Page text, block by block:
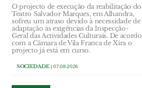
O projecto de execução da reabilitação do
Teatro Salvador Marques, em Alhandra,
sofreu um atraso devido à necessidade de
adaptação às exigências da Inspecção-
Geral das Actividades Culturais. De acordo
com a Câmara de Vila Franca de Xira o
projecto já está em curso.
SOCIEDADE| 07-08-2026